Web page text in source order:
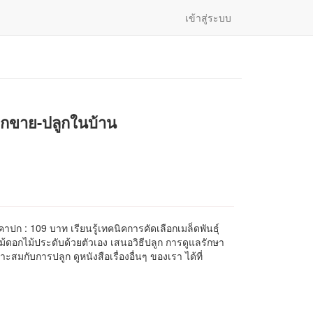
เข้าสู่ระบบ
ขาย-ปลูกในบ้าน
ปก : 109 บาท เรียนรู้เทคนิคการคัดเลือกเมล็ดพันธุ์
ดอกไม้ประดับด้วยตัวเอง เสนอวิธีปลูก การดูแลรักษา
สมกับการปลูก ดูหนังสือเรื่องอื่นๆ ของเรา ได้ที่